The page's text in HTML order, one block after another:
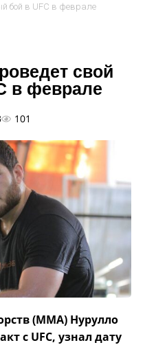
бой в UFC в феврале
свой
в феврале
101
(MMA) Нурулло
с UFC, узнал дату